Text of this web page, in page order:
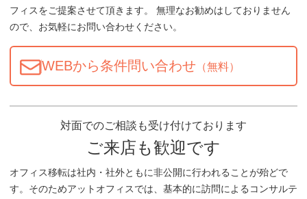
フィスをご提案させて頂きます。 無理なお勧めはしておりません
ので、お気軽にお問い合わせください。
WEBから条件問い合わせ （無料）
対面でのご相談も受け付けております
ご来店も歓迎です
オフィス移転は社内・社外ともに非公開に行われることが殆どで
す。そのためアットオフィスでは、基本的に訪問によるコンサルテ